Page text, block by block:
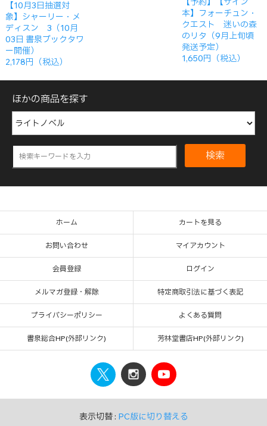
【10月3日抽選対
象】シャーリー・メ
ディスン 3（10月
03日 書泉ブックタワ
ー開催）
2,178円（税込）
本】フォーチュン・
クエスト 迷いの森
のリタ（9月上旬頃
発送予定）
1,650円（税込）
ほかの商品を探す
検索
ホーム カートを見る
お問い合わせ マイアカウント
会員登録 ログイン
メルマガ登録・解除 特定商取引法に基づく表記
プライバシーポリシー よくある質問
書泉総合HP(外部リンク) 芳林堂書店HP(外部リンク)
表示切替 : PC版に切り替える